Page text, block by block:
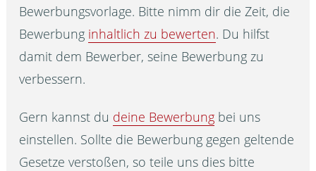
Bewerbungsvorlage. Bitte nimm dir die Zeit, die
Bewerbung inhaltlich zu bewerten. Du hilfst
damit dem Bewerber, seine Bewerbung zu
verbessern.
Gern kannst du deine Bewerbung bei uns
einstellen. Sollte die Bewerbung gegen geltende
Gesetze verstoßen, so teile uns dies bitte